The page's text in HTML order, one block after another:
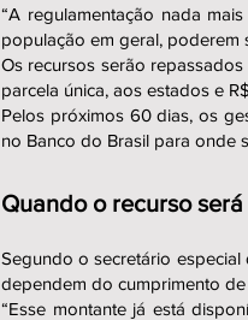
“A regulamentação nada
população em geral, poderem
Os recursos serão
parcela única, aos estados e
Pelos próximos 60 dias, os
no Banco do Brasil para onde
Quando o recurso
Segundo o secretário especial
dependem do cumprimento
“Esse montante já está